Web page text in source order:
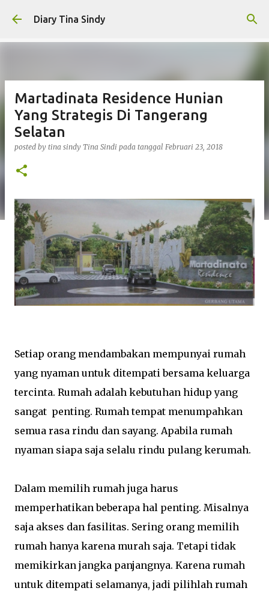
Langsung ke konten utama
Diary Tina Sindy
Martadinata Residence Hunian
Yang Strategis Di Tangerang
Selatan
posted by tina sindy Tina Sindi pada tanggal Februari 23, 2018
Setiap orang mendambakan mempunyai rumah
yang nyaman untuk ditempati bersama keluarga
tercinta. Rumah adalah kebutuhan hidup yang
sangat penting. Rumah tempat menumpahkan
semua rasa rindu dan sayang. Apabila rumah
nyaman siapa saja selalu rindu pulang kerumah.
Dalam memilih rumah juga harus
memperhatikan beberapa hal penting. Misalnya
saja akses dan fasilitas. Sering orang memilih
rumah hanya karena murah saja. Tetapi tidak
memikirkan jangka panjangnya. Karena rumah
untuk ditempati selamanya, jadi pilihlah rumah